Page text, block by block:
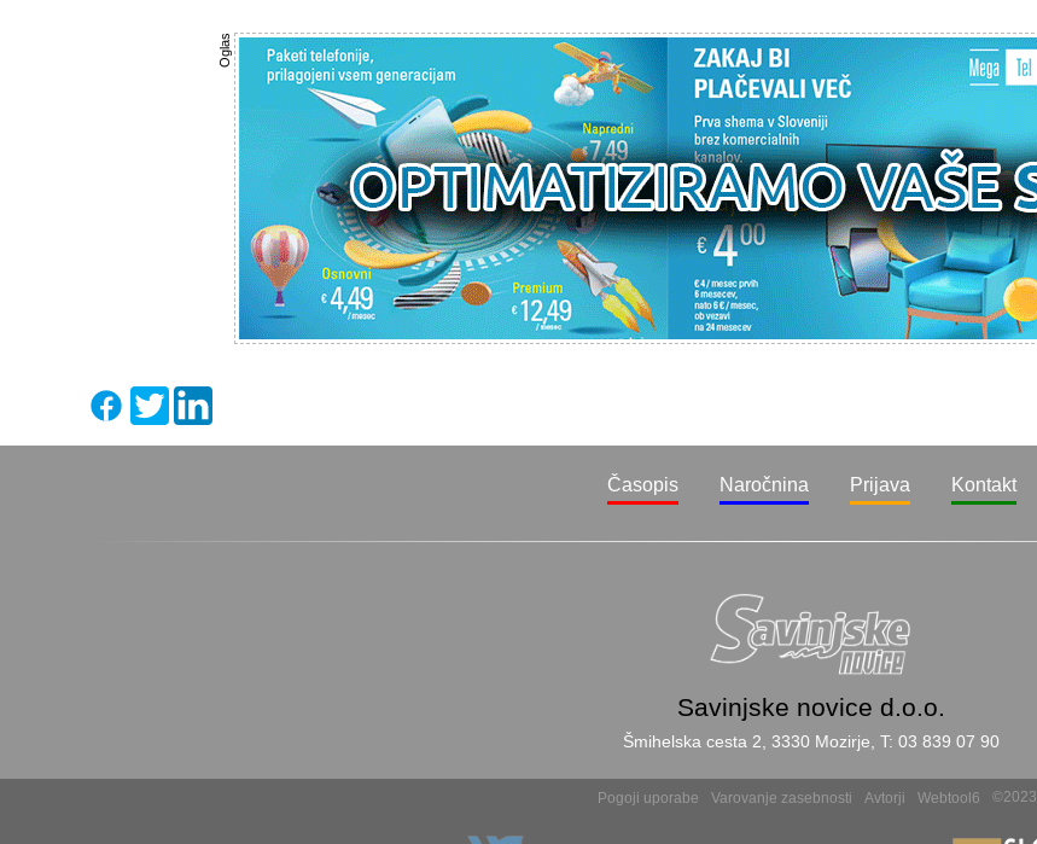
Oglas
Časopis Naročnina Prijava Kontakt
Savinjske novice d.o.o.
Šmihelska cesta 2, 3330 Mozirje, T: 03 839 07 90
Pogoji uporabe Varovanje zasebnosti Avtorji Webtool6 ©2023